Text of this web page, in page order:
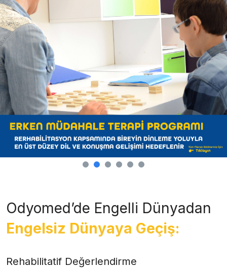
Odyomed’de Engelli Dünyadan
Engelsiz Dünyaya Geçiş:
Rehabilitatif Değerlendirme